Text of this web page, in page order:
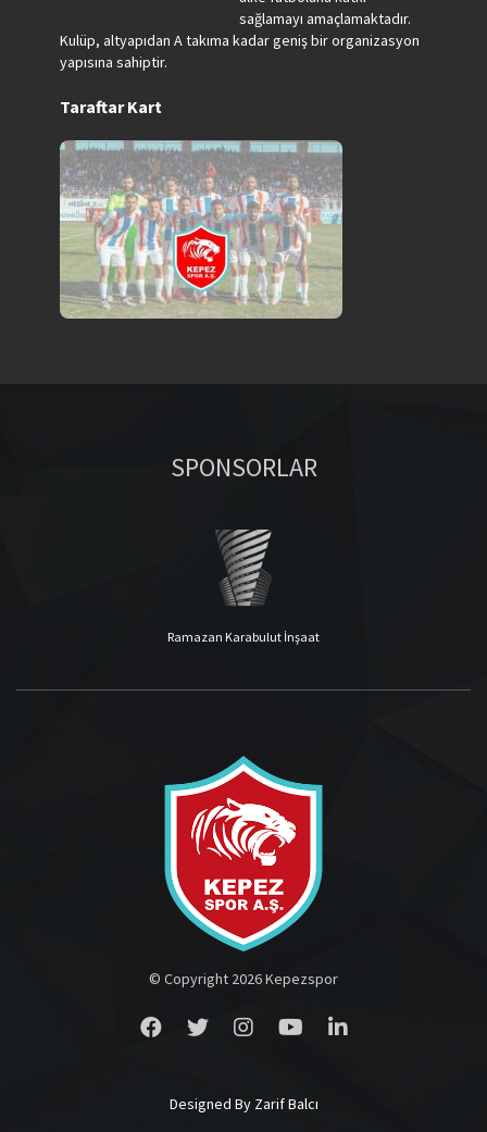
sağlamayı amaçlamaktadır.
Kulüp, altyapıdan A takıma kadar geniş bir organizasyon
yapısına sahiptir.
Taraftar Kart
SPONSORLAR
Ramazan Karabulut İnşaat
© Copyright 2026 Kepezspor
Designed By Zarif Balcı